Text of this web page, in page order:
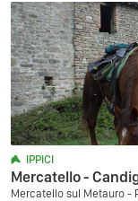
IPPICI
Mercatello -
Mercatello sul Metauro -